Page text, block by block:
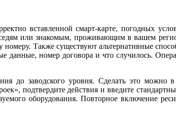
вставленной смарт-карте, погодных
или знакомым, проживающим в вашем
Также существуют альтернативные
данные, номер договора и что случилось.
до заводского уровня. Сделать это
подтвердите действия и введите
оборудования. Повторное включение